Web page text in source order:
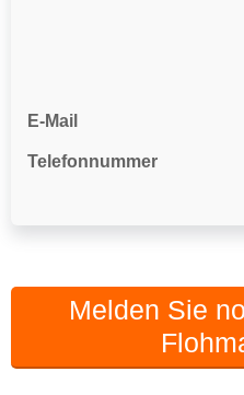
E-Mail
Telefonnummer
Melden Sie